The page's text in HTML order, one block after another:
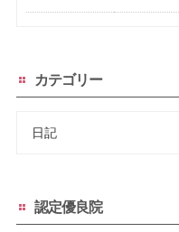
カテゴリー
日記
認定優良院